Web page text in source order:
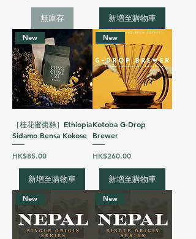
無庫存 新增至購物車
New
［桂花蜜棗糕］Ethiopia
Sidamo Bensa Kokose
價格
HK$85.00
新增至購物車
New
Kotoba G-Drop
Brewer
價格
HK$260.00
新增至購物車
New New